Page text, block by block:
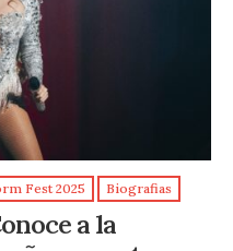
Fest 2025 Biografias
a la